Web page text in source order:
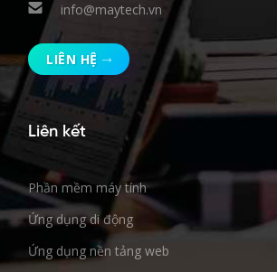
info@maytech.vn
LIÊN HỆ
Liên kết
Phần mềm máy tính
Ứng dụng di động
Ứng dụng nền tảng web